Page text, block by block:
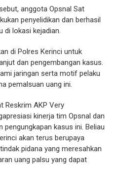
anggota Opsnal Sat
penyelidikan dan berhasil
di lokasi kejadian.
di Polres Kerinci untuk
dan pengembangan kasus.
jaringan serta motif pelaku
pemalsuan uang ini.
Reskrim AKP Very
kinerja tim Opsnal dan
pengungkapan kasus ini. Beliau
akan terus berupaya
pidana yang meresahkan
uang palsu yang dapat